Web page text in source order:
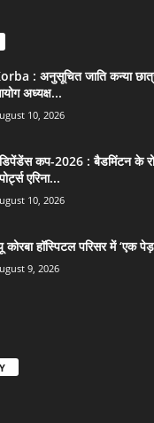
: अनुसूचित जाति कन्या
अध्यक्ष...
10, 2026
कप-2026 : बैडमिंटन के
एरिना...
10, 2026
कोरबा हॉस्पिटल परिसर में ‘एक
9, 2026